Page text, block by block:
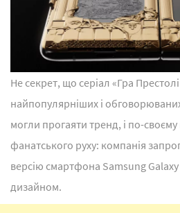
Не секрет, що серіал «Гра
найпопулярніших і
могли прогаяти тренд, і по-
фанатського руху: компанія
версію смартфона Samsung
дизайном.